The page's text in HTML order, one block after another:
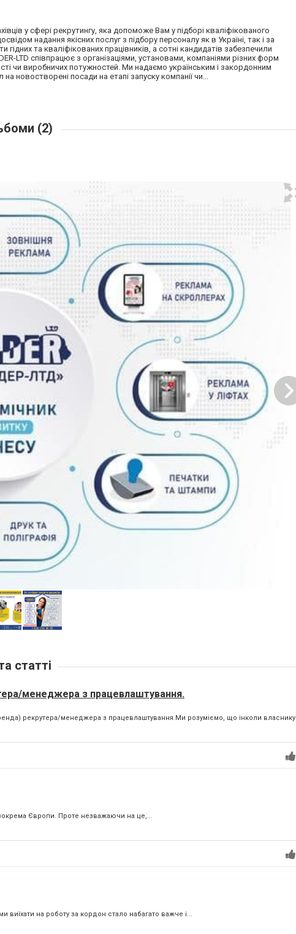
у сфері рекрутингу, яка допоможе Вам у підборі кваліфікованого
надання якісних послуг з підбору персоналу як в Україні, так і за
та кваліфікованих працівників, а сотні кандидатів забезпечили
LTD співпрацює з організаціями, установами, компаніями різних форм
чи виробничих потужностей. Ми надаємо українським і закордонним
новостворені посади на етапі запуску компанії чи...
(2)
статті
менеджера з працевлаштування.
рекрутера/менеджера з працевлаштування.Ми розуміємо, що інколи власнику
зокрема Європи. Проте незважаючи на це,...
виїхати на роботу за кордон стало набагато важче і...